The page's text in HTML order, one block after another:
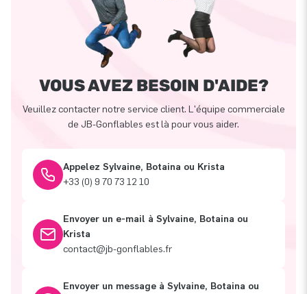
VOUS AVEZ BESOIN D'AIDE?
Veuillez contacter notre service client. L'équipe commerciale
de JB-Gonflables est là pour vous aider.
Appelez Sylvaine, Botaina ou Krista
+33 (0) 9 70 73 12 10
Envoyer un e-mail à Sylvaine, Botaina ou
Krista
contact@jb-gonflables.fr
Envoyer un message à Sylvaine, Botaina ou